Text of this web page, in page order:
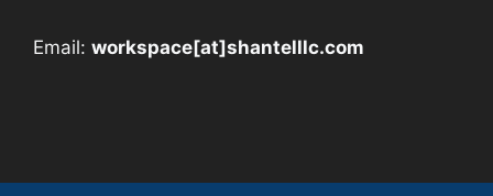
Email: workspace[at]shantelllc.com